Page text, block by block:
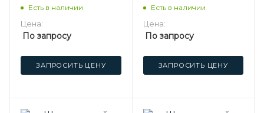
Есть в наличии
Цена:
По запросу
ЗАПРОСИТЬ ЦЕНУ
Есть в наличии
Цена:
По запросу
ЗАПРОСИТЬ ЦЕНУ